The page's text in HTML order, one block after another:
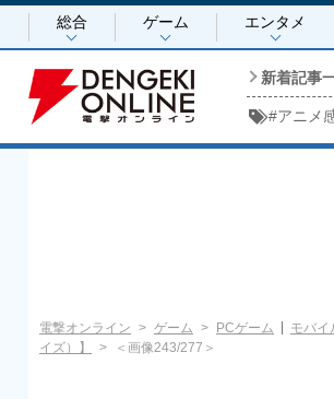
総合 ゲーム エンタメ
新着記事
#アニメ
電撃オンライン ゲーム PCゲーム モバイ
イズ）】
＜画像243/277＞